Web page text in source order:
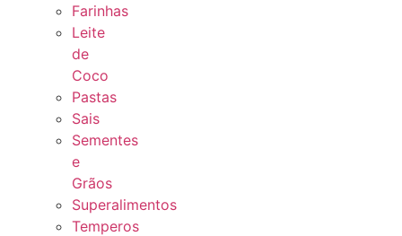
Farinhas
Leite
de
Coco
Pastas
Sais
Sementes
e
Grãos
Superalimentos
Temperos